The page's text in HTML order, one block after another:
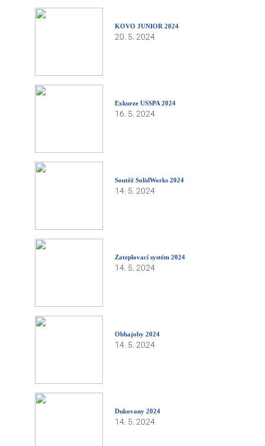
KOVO JUNIOR 2024
20. 5. 2024
Exkurze USSPA 2024
16. 5. 2024
Soutěž SolidWorks 2024
14. 5. 2024
Zateplovací systém 2024
14. 5. 2024
Obhajoby 2024
14. 5. 2024
Dukovany 2024
14. 5. 2024